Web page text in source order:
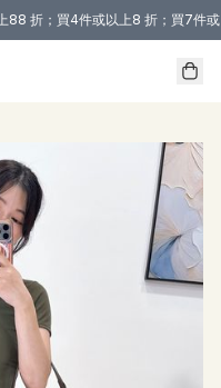
88 折；買4件或以上8 折；買7件
本地送貨、本地取貨 )